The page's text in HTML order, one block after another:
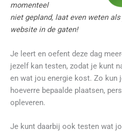
momenteel
niet gepland, laat even weten
website in de gaten!
Je leert en oefent deze dag
jezelf kan testen, zodat je kunt
en wat jou energie kost. Zo kun
hoeverre bepaalde plaatsen,
opleveren.
Je kunt daarbij ook testen wat